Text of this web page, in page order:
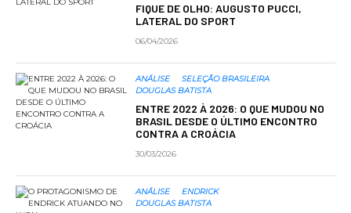
FIQUE DE OLHO: AUGUSTO PUCCI,
LATERAL DO SPORT
06/04/2026
ANÁLISE
SELEÇÃO BRASILEIRA
DOUGLAS BATISTA
ENTRE 2022 À 2026: O QUE MUDOU NO
BRASIL DESDE O ÚLTIMO ENCONTRO
CONTRA A CROÁCIA
30/03/2026
ANÁLISE
ENDRICK
DOUGLAS BATISTA